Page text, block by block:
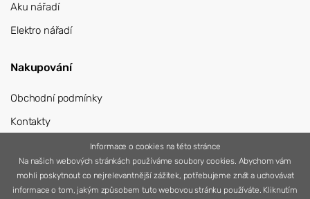
Aku nářadí
Elektro nářadí
Nakupování
Obchodní podmínky
Kontakty
Informace o cookies na této stránce
Na našich webových stránkách používáme soubory cookies. Abychom vám
mohli poskytnout co nejrelevantnější zážitek, potřebujeme znát a uchovávat
informace o tom, jakým způsobem tuto webovou stránku používáte. Kliknutím